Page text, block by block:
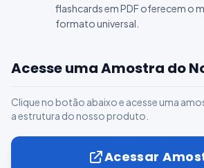
flashcards em PDF oferecem o
formato universal.
Acesse uma Amostra do
Clique no botão abaixo e acesse uma
a estrutura do nosso produto.
Acessar